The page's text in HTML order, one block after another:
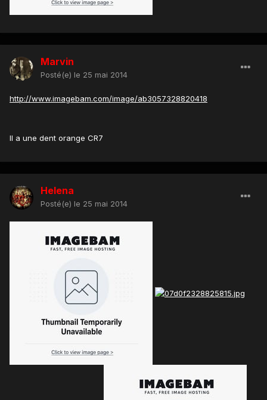
Marvin
Posté(e) le 25 mai 2014
http://www.imagebam.com/image/ab3057328820418
Il a une dent orange CR7
Helena
Posté(e) le 25 mai 2014